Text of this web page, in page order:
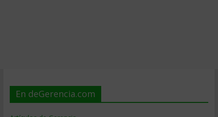
En deGerencia.com